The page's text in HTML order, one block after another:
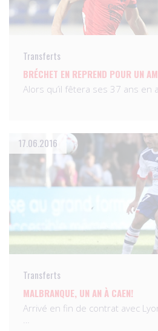
Transferts
BRÉCHET EN REPREND POUR UN
Alors qu’il fêtera ses 37 ans en
17.06.2016
Transferts
MALBRANQUE, UN AN À CAEN!
Arrivé en fin de contrat avec
…